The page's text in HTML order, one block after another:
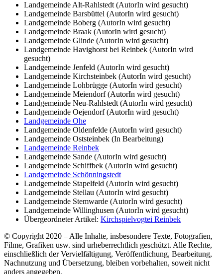
Landgemeinde Alt-Rahlstedt (AutorIn wird gesucht)
Landgemeinde Barsbüttel (AutorIn wird gesucht)
Landgemeinde Boberg (AutorIn wird gesucht)
Landgemeinde Braak (AutorIn wird gesucht)
Landgemeinde Glinde (AutorIn wird gesucht)
Landgemeinde Havighorst bei Reinbek (AutorIn wird
gesucht)
Landgemeinde Jenfeld (AutorIn wird gesucht)
Landgemeinde Kirchsteinbek (AutorIn wird gesucht)
Landgemeinde Lohbrügge (AutorIn wird gesucht)
Landgemeinde Meiendorf (AutorIn wird gesucht)
Landgemeinde Neu-Rahlstedt (AutorIn wird gesucht)
Landgemeinde Oejendorf (AutorIn wird gesucht)
Landgemeinde Ohe
Landgemeinde Oldenfelde (AutorIn wird gesucht)
Landgemeinde Oststeinbek (In Bearbeitung)
Landgemeinde Reinbek
Landgemeinde Sande (AutorIn wird gesucht)
Landgemeinde Schiffbek (AutorIn wird gesucht)
Landgemeinde Schönningstedt
Landgemeinde Stapelfeld (AutorIn wird gesucht)
Landgemeinde Stellau (AutorIn wird gesucht)
Landgemeinde Stemwarde (AutorIn wird gesucht)
Landgemeinde Willinghusen (AutorIn wird gesucht)
Übergeordneter Artikel: Kirchspielvogtei Reinbek
© Copyright 2020 – Alle Inhalte, insbesondere Texte, Fotografien,
Filme, Grafiken usw. sind urheberrechtlich geschützt. Alle Rechte,
einschließlich der Vervielfältigung, Veröffentlichung, Bearbeitung,
Nachnutzung und Übersetzung, bleiben vorbehalten, soweit nicht
anders angegeben.